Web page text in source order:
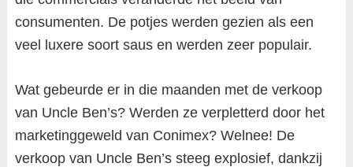
consumenten. De potjes werden gezien als een
veel luxere soort saus en werden zeer populair.
Wat gebeurde er in die maanden met de verkoop
van Uncle Ben’s? Werden ze verpletterd door het
marketinggeweld van Conimex? Welnee! De
verkoop van Uncle Ben’s steeg explosief, dankzij